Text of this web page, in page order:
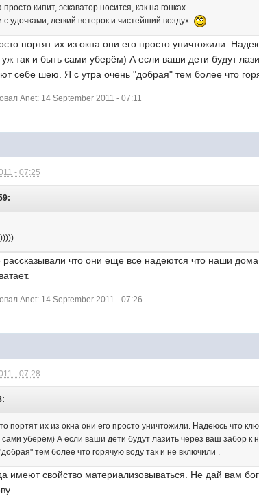
кипит, эскаватор носится, как на гонках.
удочками, легкий ветерок и чистейший воздух.
портят их из окна они его просто уничтожили.
так и быть сами уберём) А если ваши дети будут
себе шею. Я с утра очень "добрая" тем более что
Anet: 14 September 2011 - 07:11
- 07:25
что они еще все надеются что наши
Anet: 14 September 2011 - 07:26
- 07:28
портят их из окна они его просто уничтожили. Надеюсь что
уберём) А если ваши дети будут лазить через ваш забор
тем более что горячую воду так и не включили .
имеют свойство материализовываться. Не дай вам